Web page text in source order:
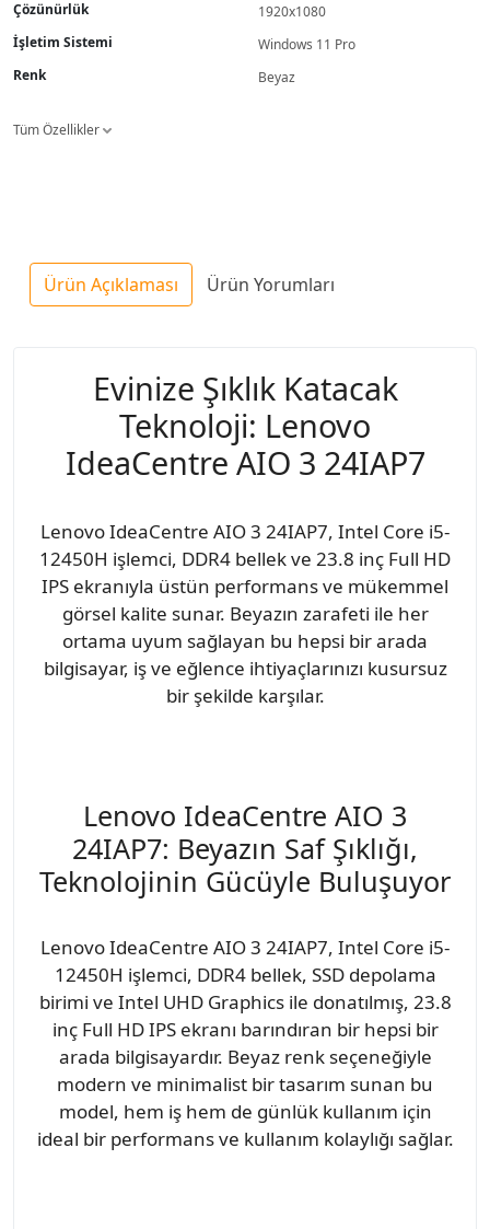
Çözünürlük
1920x1080
İşletim Sistemi
Windows 11 Pro
Renk
Beyaz
Tüm Özellikler
Ürün Açıklaması Ürün Yorumları
Evinize Şıklık Katacak
Teknoloji: Lenovo
IdeaCentre AIO 3 24IAP7
Lenovo IdeaCentre AIO 3 24IAP7, Intel Core i5-
12450H işlemci, DDR4 bellek ve 23.8 inç Full HD
IPS ekranıyla üstün performans ve mükemmel
görsel kalite sunar. Beyazın zarafeti ile her
ortama uyum sağlayan bu hepsi bir arada
bilgisayar, iş ve eğlence ihtiyaçlarınızı kusursuz
bir şekilde karşılar.
Lenovo IdeaCentre AIO 3
24IAP7: Beyazın Saf Şıklığı,
Teknolojinin Gücüyle Buluşuyor
Lenovo IdeaCentre AIO 3 24IAP7, Intel Core i5-
12450H işlemci, DDR4 bellek, SSD depolama
birimi ve Intel UHD Graphics ile donatılmış, 23.8
inç Full HD IPS ekranı barındıran bir hepsi bir
arada bilgisayardır. Beyaz renk seçeneğiyle
modern ve minimalist bir tasarım sunan bu
model, hem iş hem de günlük kullanım için
ideal bir performans ve kullanım kolaylığı sağlar.